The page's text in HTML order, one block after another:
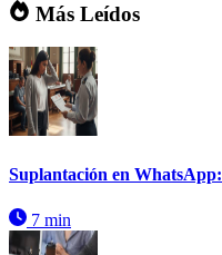
Más Leídos
Suplantación en
7 min